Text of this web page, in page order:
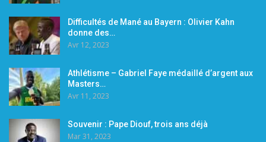
Difficultés de Mané au Bayern : Olivier Kahn
donne des…
Avr 12, 2023
Athlétisme – Gabriel Faye médaillé d’argent aux
Masters…
Avr 11, 2023
Souvenir : Pape Diouf, trois ans déjà
Mar 31, 2023